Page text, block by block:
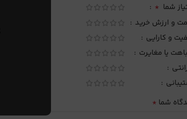
شما *
و ارزش خرید
و کارایی
یا مغایرت
شما *